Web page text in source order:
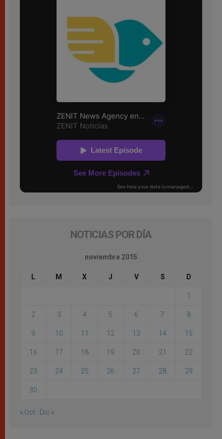
NOTICIAS POR DÍA
noviembre 2015
L M X J V S D
1
2 3 4 5 6 7 8
9 10 11 12 13 14 15
16 17 18 19 20 21 22
23 24 25 26 27 28 29
30
« Oct Dic »